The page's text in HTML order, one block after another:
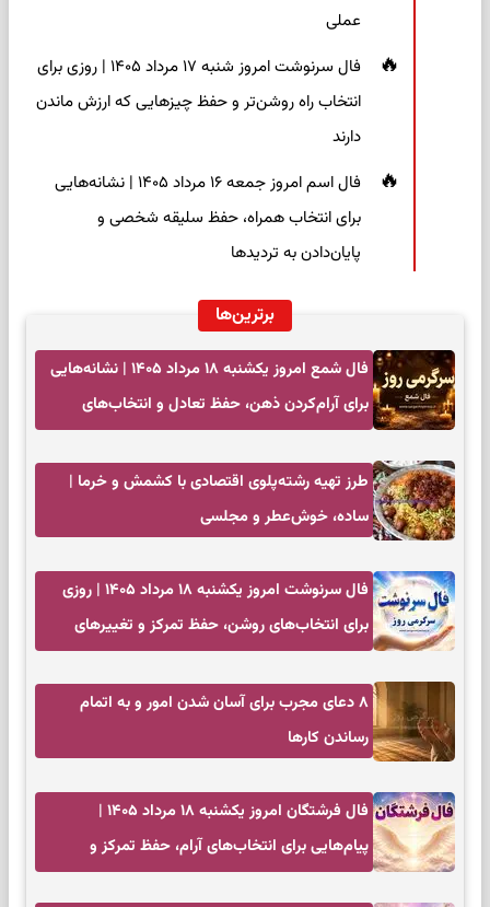
عملی
فال سرنوشت امروز شنبه ۱۷ مرداد ۱۴۰۵ | روزی برای
انتخاب راه روشن‌تر و حفظ چیزهایی که ارزش ماندن
دارند
فال اسم امروز جمعه ۱۶ مرداد ۱۴۰۵ | نشانه‌هایی
برای انتخاب همراه، حفظ سلیقه شخصی و
پایان‌دادن به تردیدها
برترین‌ها
فال شمع امروز یکشنبه ۱۸ مرداد ۱۴۰۵ | نشانه‌هایی
برای آرام‌کردن ذهن، حفظ تعادل و انتخاب‌های
طرز تهیه رشته‌پلوی اقتصادی با کشمش و خرما |
ساده، خوش‌عطر و مجلسی
فال سرنوشت امروز یکشنبه ۱۸ مرداد ۱۴۰۵ | روزی
برای انتخاب‌های روشن، حفظ تمرکز و تغییرهای
۸ دعای مجرب برای آسان شدن امور و به اتمام
رساندن کار‌ها
فال فرشتگان امروز یکشنبه ۱۸ مرداد ۱۴۰۵ |
پیام‌هایی برای انتخاب‌های آرام، حفظ تمرکز و